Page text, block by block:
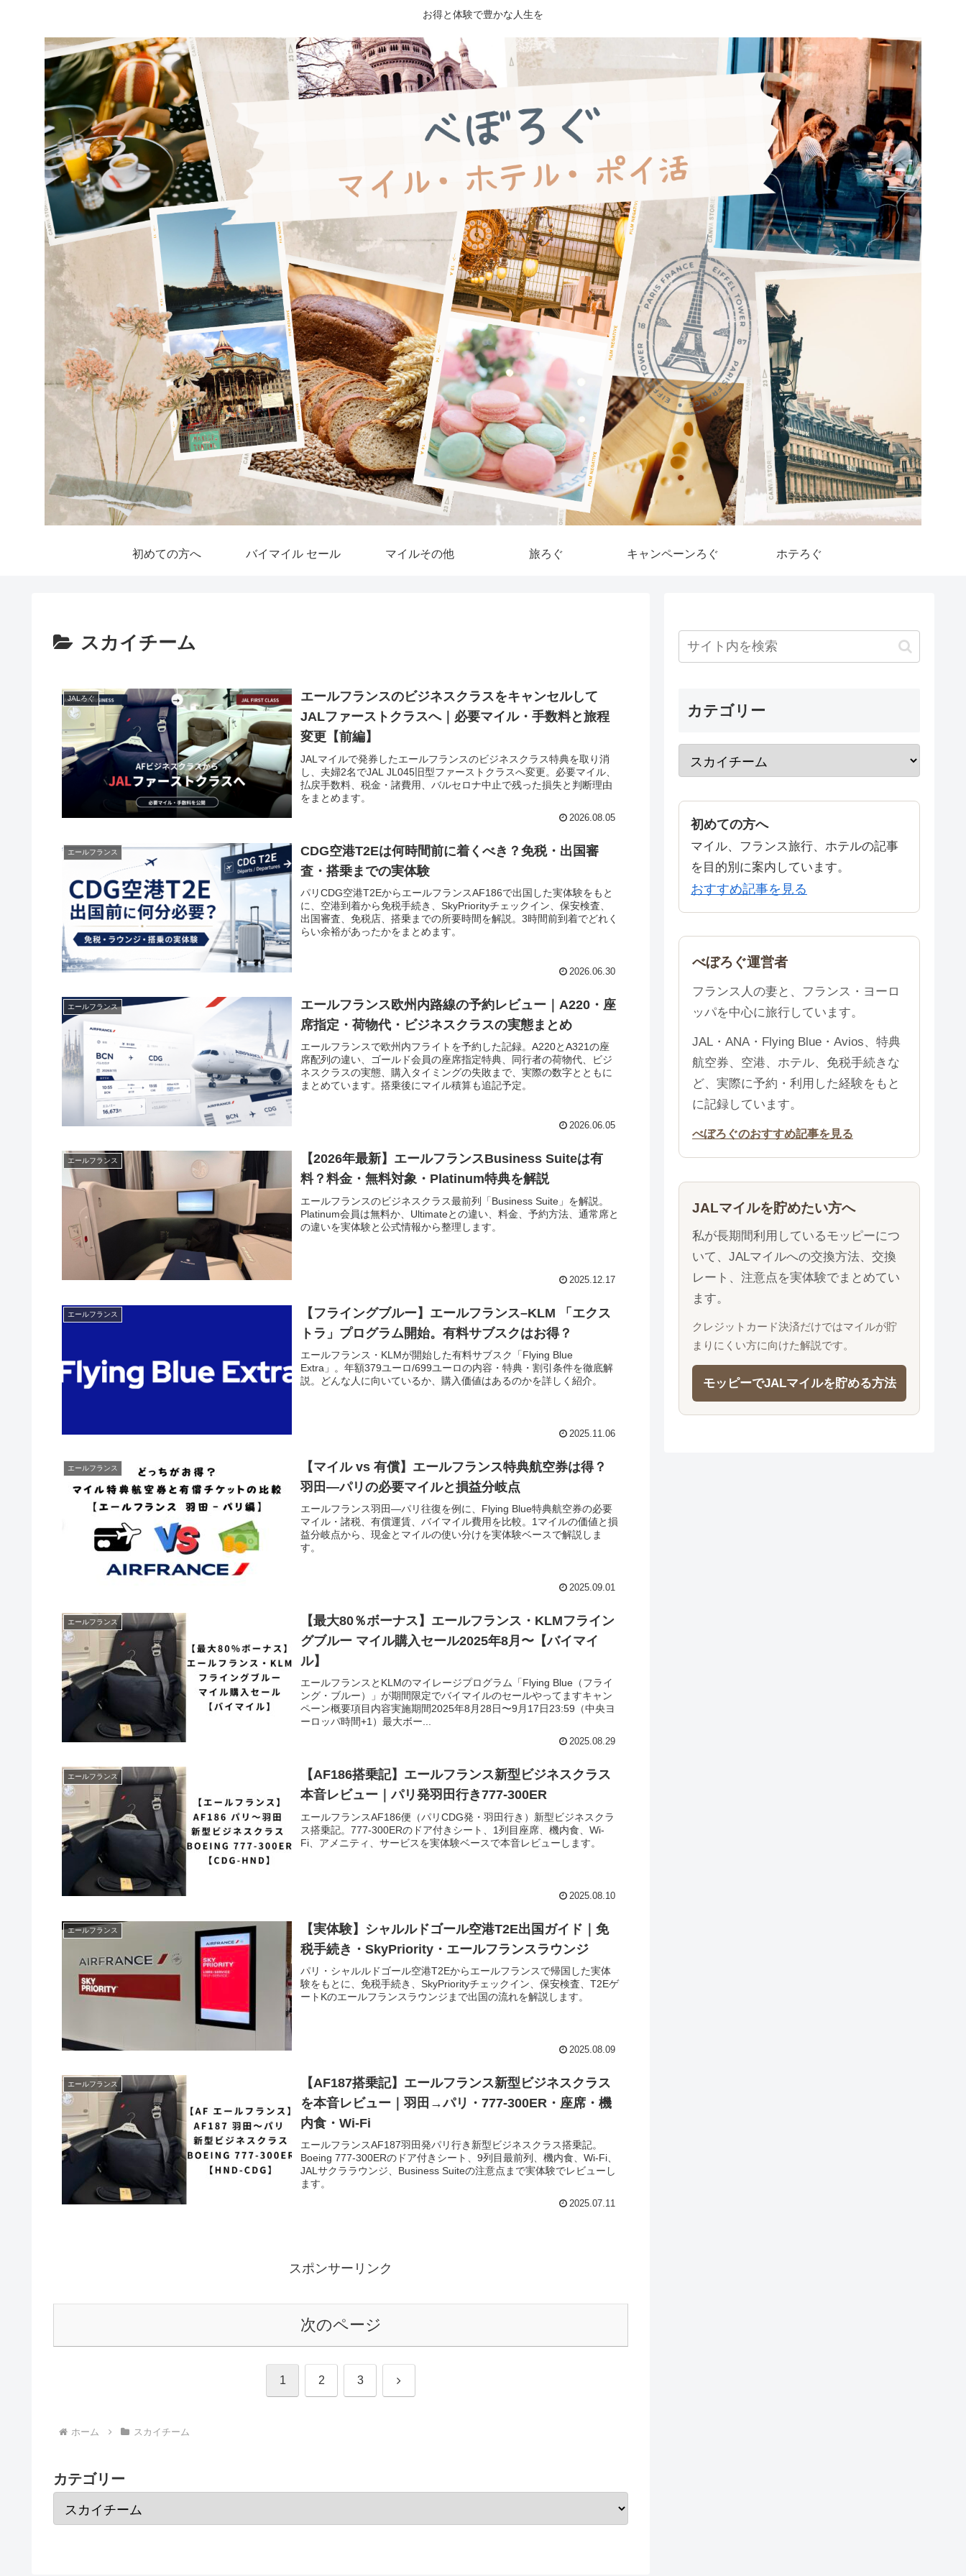
お得と体験で豊かな人生を
初めての方へ バイマイル セール マイルその他 旅ろぐ キャンペーンろぐ ホテろぐ
スカイチーム
JALろぐ
エールフランスのビジネスクラスをキャンセルして
JALファーストクラスへ｜必要マイル・手数料と旅程
変更【前編】
JALマイルで発券したエールフランスのビジネスクラス特典を取り消
し、夫婦2名でJAL JL045旧型ファーストクラスへ変更。必要マイル、
払戻手数料、税金・諸費用、バルセロナ中止で残った損失と判断理由
をまとめます。
2026.08.05
エールフランス
CDG空港T2Eは何時間前に着くべき？免税・出国審
査・搭乗までの実体験
パリCDG空港T2EからエールフランスAF186で出国した実体験をもと
に、空港到着から免税手続き、SkyPriorityチェックイン、保安検査、
出国審査、免税店、搭乗までの所要時間を解説。3時間前到着でどれく
らい余裕があったかをまとめます。
2026.06.30
エールフランス
エールフランス欧州内路線の予約レビュー｜A220・座
席指定・荷物代・ビジネスクラスの実態まとめ
エールフランスで欧州内フライトを予約した記録。A220とA321の座
席配列の違い、ゴールド会員の座席指定特典、同行者の荷物代、ビジ
ネスクラスの実態、購入タイミングの失敗まで、実際の数字とともに
まとめています。搭乗後にマイル積算も追記予定。
2026.06.05
エールフランス
【2026年最新】エールフランスBusiness Suiteは有
料？料金・無料対象・Platinum特典を解説
エールフランスのビジネスクラス最前列「Business Suite」を解説。
Platinum会員は無料か、Ultimateとの違い、料金、予約方法、通常席と
の違いを実体験と公式情報から整理します。
2025.12.17
エールフランス
【フライングブルー】エールフランス–KLM 「エクス
トラ」プログラム開始。有料サブスクはお得？
エールフランス・KLMが開始した有料サブスク「Flying Blue
Extra」。年額379ユーロ/699ユーロの内容・特典・割引条件を徹底解
説。どんな人に向いているか、購入価値はあるのかを詳しく紹介。
2025.11.06
エールフランス
【マイル vs 有償】エールフランス特典航空券は得？
羽田―パリの必要マイルと損益分岐点
エールフランス羽田―パリ往復を例に、Flying Blue特典航空券の必要
マイル・諸税、有償運賃、バイマイル費用を比較。1マイルの価値と損
益分岐点から、現金とマイルの使い分けを実体験ベースで解説しま
す。
2025.09.01
エールフランス
【最大80％ボーナス】エールフランス・KLMフライン
グブルー マイル購入セール2025年8月〜【バイマイ
ル】
エールフランスとKLMのマイレージプログラム「Flying Blue（フライ
ング・ブルー）」が期間限定でバイマイルのセールやってますキャン
ペーン概要項目内容実施期間2025年8月28日〜9月17日23:59（中央ヨ
ーロッパ時間+1）最大ボー...
2025.08.29
エールフランス
【AF186搭乗記】エールフランス新型ビジネスクラス
本音レビュー｜パリ発羽田行き777-300ER
エールフランスAF186便（パリCDG発・羽田行き）新型ビジネスクラ
ス搭乗記。777-300ERのドア付きシート、1列目座席、機内食、Wi-
Fi、アメニティ、サービスを実体験ベースで本音レビューします。
2025.08.10
エールフランス
【実体験】シャルルドゴール空港T2E出国ガイド｜免
税手続き・SkyPriority・エールフランスラウンジ
パリ・シャルルドゴール空港T2Eからエールフランスで帰国した実体
験をもとに、免税手続き、SkyPriorityチェックイン、保安検査、T2Eゲ
ートKのエールフランスラウンジまで出国の流れを解説します。
2025.08.09
エールフランス
【AF187搭乗記】エールフランス新型ビジネスクラス
を本音レビュー｜羽田→パリ・777-300ER・座席・機
内食・Wi-Fi
エールフランスAF187羽田発パリ行き新型ビジネスクラス搭乗記。
Boeing 777-300ERのドア付きシート、9列目最前列、機内食、Wi-Fi、
JALサクララウンジ、Business Suiteの注意点まで実体験でレビューし
ます。
2025.07.11
スポンサーリンク
次のページ
1 2 3 次
ホーム スカイチーム
カテゴリー
カテゴリー
初めての方へ
マイル、フランス旅行、ホテルの記事
を目的別に案内しています。
おすすめ記事を見る
べぼろぐ運営者
フランス人の妻と、フランス・ヨーロ
ッパを中心に旅行しています。
JAL・ANA・Flying Blue・Avios、特典
航空券、空港、ホテル、免税手続きな
ど、実際に予約・利用した経験をもと
に記録しています。
べぼろぐのおすすめ記事を見る
JALマイルを貯めたい方へ
私が長期間利用しているモッピーにつ
いて、JALマイルへの交換方法、交換
レート、注意点を実体験でまとめてい
ます。
クレジットカード決済だけではマイルが貯
まりにくい方に向けた解説です。
モッピーでJALマイルを貯める方法